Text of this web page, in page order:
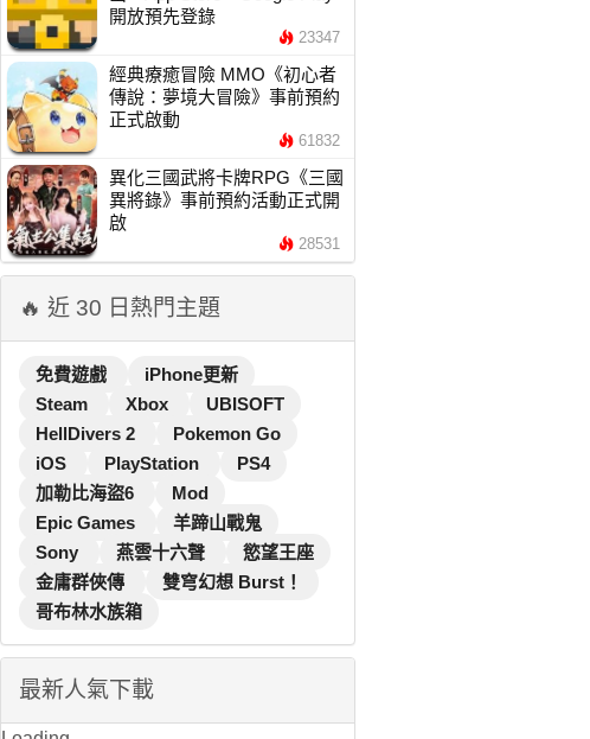
開放預先登錄
23347
經典療癒冒險 MMO《初心者
傳說：夢境大冒險》事前預約
正式啟動
61832
異化三國武將卡牌RPG《三國
異將錄》事前預約活動正式開
啟
28531
🔥 近 30 日熱門主題
免費遊戲
iPhone更新
Steam
Xbox
UBISOFT
HellDivers 2
Pokemon Go
iOS
PlayStation
PS4
加勒比海盜6
Mod
Epic Games
羊蹄山戰鬼
Sony
燕雲十六聲
慾望王座
金庸群俠傳
雙穹幻想 Burst！
哥布林水族箱
最新人氣下載